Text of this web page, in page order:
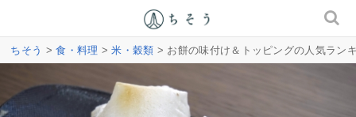
ちそう >食・料理 >米・穀類 > お餅の味付け＆トッピングの人気ラン